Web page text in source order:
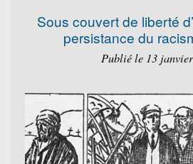
Sous couvert de liberté
persistance du
Publié le 13